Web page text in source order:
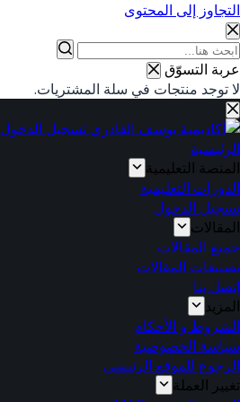
التجاوز إلى المحتوى
لا
توجد
نتائج
عربة التسوّق
لا توجد منتجات في سلة المشتريات.
تسجيل الدخول
الرئيسية
المنصة التعليمية
الدورات التعليمية
تسجيل الدخول
المقالات
جميع المقالات
تصنيفات المقالات
إتصل بنا
المزيد
الشروط و الأحكام
سياسة الخصوصية
الرجوع للموقع الرئيسي
تغيير العملة